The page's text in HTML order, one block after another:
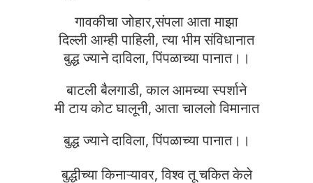
गावकीचा जोहार,संपला आता माझा
दिल्ली आम्ही पाहिली, त्या भीम संविधानात
बुद्ध ज्याने दाविला, पिंपळाच्या पानात।।
बाटली बैलगाडी, काल आमच्या स्पर्शाने
मी टाय कोट घालूनी, आता चाललो विमानात
बुद्ध ज्याने दाविला, पिंपळाच्या पानात।।
बुद्धीच्या किनाऱ्यावर, विश्व तू चकित केले